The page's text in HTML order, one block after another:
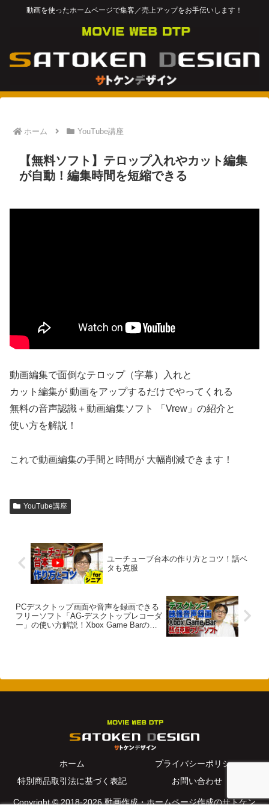
動画を使ったホームページで集客／売上アップをお手伝いします！
ホーム YouTube講座
【無料ソフト】テロップ入れやカット編集
が自動！編集時間を短縮できる
動画編集で面倒なテロップ（字幕）入れと
カット編集が 動画をアップするだけでやってくれる
無料の音声認識＋動画編集ソフト 「Vrew」の紹介と
使い方を解説！
これで動画編集の手間と時間が 大幅削減できます！
YouTube講座
ユーチューブ台本の作り方とコツ！話ベ
タも克服
PCデスクトップ画面や音声を録画できる
フリーソフト「AG-デスクトップレコーダ
ー」の使い方解説！Xbox Game Barの弱
ホーム
プライバシーポリシー
特別商品取引法に基づく表記
お問い合わせ
Copyright © 2018-2026 動画作成・ホームページ作成のサトケン